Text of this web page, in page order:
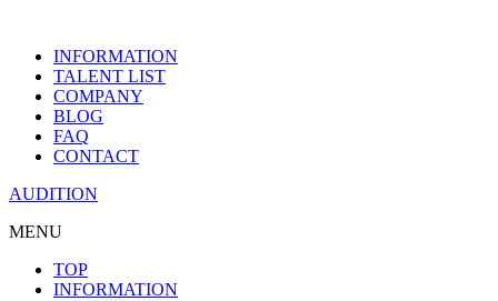
INFORMATION
TALENT LIST
COMPANY
BLOG
FAQ
CONTACT
AUDITION
MENU
TOP
INFORMATION